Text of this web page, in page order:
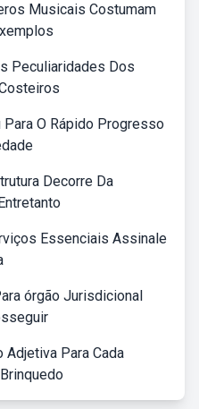
Musicais Costumam
Peculiaridades Dos
O Rápido Progresso
Decorre Da
Essenciais Assinale
órgão Jurisdicional
Adjetiva Para Cada